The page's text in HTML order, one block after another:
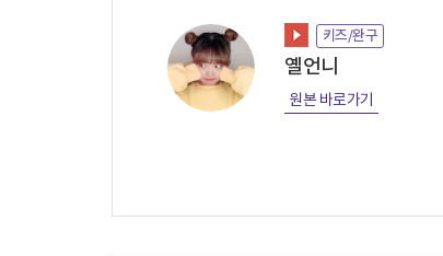
키즈/완구
옐언니
원본 바로가기